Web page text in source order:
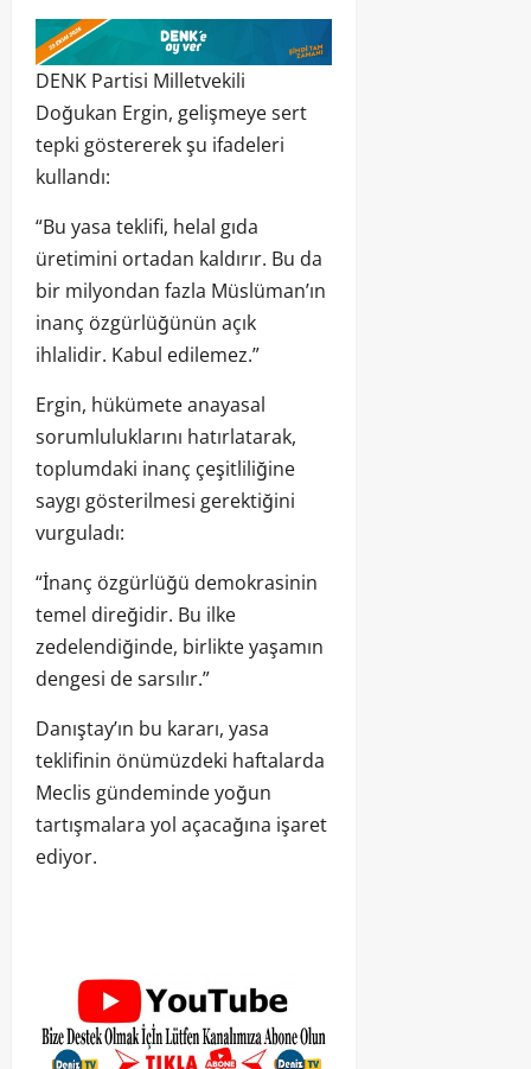
DENK Partisi Milletvekili
Doğukan Ergin, gelişmeye sert
tepki göstererek şu ifadeleri
kullandı:
“Bu yasa teklifi, helal gıda
üretimini ortadan kaldırır. Bu da
bir milyondan fazla Müslüman’ın
inanç özgürlüğünün açık
ihlalidir. Kabul edilemez.”
Ergin, hükümete anayasal
sorumluluklarını hatırlatarak,
toplumdaki inanç çeşitliliğine
saygı gösterilmesi gerektiğini
vurguladı:
“İnanç özgürlüğü demokrasinin
temel direğidir. Bu ilke
zedelendiğinde, birlikte yaşamın
dengesi de sarsılır.”
Danıştay’ın bu kararı, yasa
teklifinin önümüzdeki haftalarda
Meclis gündeminde yoğun
tartışmalara yol açacağına işaret
ediyor.